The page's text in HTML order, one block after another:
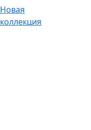
Новая
коллекция